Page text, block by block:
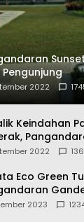
Pengunjung
2022
Keindahan
2022
Eco Green
2023